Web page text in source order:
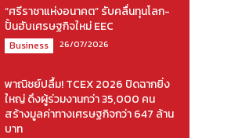
“ศรีราชาแห่งอนาคต” รับคลื่นทุนโลก-
ปั้นฮับเศรษฐกิจใหม่ EEC
Business 26/07/2026
พาณิชย์ปลื้ม! TCEX 2026 ปิดฉากยิ่ง
ใหญ่ ดึงผู้ร่วมงานกว่า 35,000 คน
สร้างมูลค่าทางเศรษฐกิจกว่า 647 ล้าน
บาท